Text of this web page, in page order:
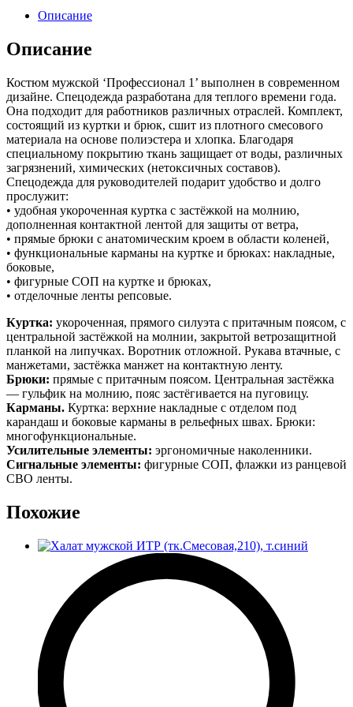
Описание
Описание
Костюм мужской ‘Профессионал 1’ выполнен в современном
дизайне. Спецодежда разработана для теплого времени года.
Она подходит для работников различных отраслей. Комплект,
состоящий из куртки и брюк, сшит из плотного смесового
материала на основе полиэстера и хлопка. Благодаря
специальному покрытию ткань защищает от воды, различных
загрязнений, химических (нетоксичных составов).
Спецодежда для руководителей подарит удобство и долго
прослужит:
• удобная укороченная куртка с застёжкой на молнию,
дополненная контактной лентой для защиты от ветра,
• прямые брюки с анатомическим кроем в области коленей,
• функциональные карманы на куртке и брюках: накладные,
боковые,
• фигурные СОП на куртке и брюках,
• отделочные ленты репсовые.
Куртка: укороченная, прямого силуэта c притачным поясом, с
центральной застёжкой на молнии, закрытой ветрозащитной
планкой на липучках. Воротник отложной. Рукава втачные, с
манжетами, застёжка манжет на контактную ленту.
Брюки: прямые с притачным поясом. Центральная застёжка
— гульфик на молнию, пояс застёгивается на пуговицу.
Карманы. Куртка: верхние накладные с отделом под
карандаш и боковые карманы в рельефных швах. Брюки:
многофункциональные.
Усилительные элементы: эргономичные наколенники.
Сигнальные элементы: фигурные СОП, флажки из ранцевой
СВО ленты.
Похожие